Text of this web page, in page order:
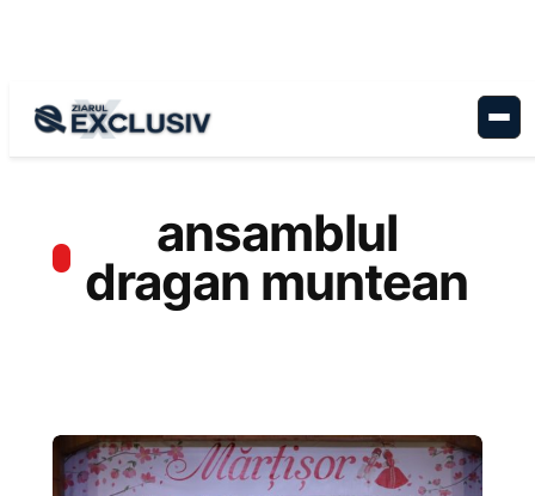
ansamblul
dragan muntean